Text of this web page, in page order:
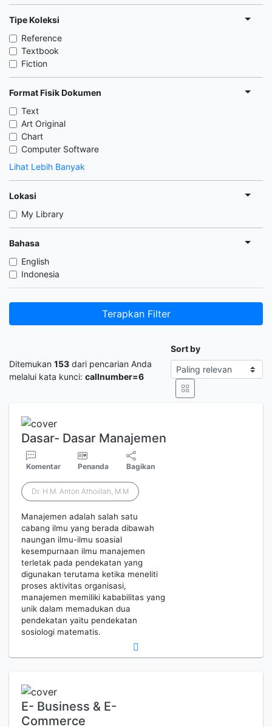
Tipe Koleksi
Reference
Textbook
Fiction
Format Fisik Dokumen
Text
Art Original
Chart
Computer Software
Lihat Lebih Banyak
Lokasi
My Library
Bahasa
English
Indonesia
Terapkan Filter
Ditemukan 153 dari pencarian Anda
melalui kata kunci: callnumber=6
Sort by
Dasar- Dasar Manajemen
Komentar Penanda Bagikan
Dr. H.M. Anton Athoillah, M.M
Manajemen adalah salah satu
cabang ilmu yang berada dibawah
naungan ilmu-ilmu soasial
kesempurnaan ilmu manajemen
terletak pada pendekatan yang
digunakan terutama ketika meneliti
proses aktivitas organisasi,
manajemen memiliki kababilitas yang
unik dalam memadukan dua
pendekatan yaitu pendekatan
sosiologi matematis.
E- Business & E-
Commerce